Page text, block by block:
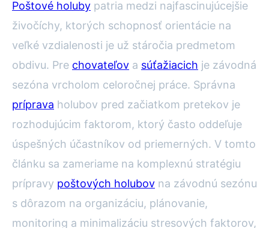
Poštové holuby patria medzi najfascinujúcejšie
živočíchy, ktorých schopnosť orientácie na
veľké vzdialenosti je už stáročia predmetom
obdivu. Pre chovateľov a súťažiacich je závodná
sezóna vrcholom celoročnej práce. Správna
príprava holubov pred začiatkom pretekov je
rozhodujúcim faktorom, ktorý často oddeľuje
úspešných účastníkov od priemerných. V tomto
článku sa zameriame na komplexnú stratégiu
prípravy poštových holubov na závodnú sezónu
s dôrazom na organizáciu, plánovanie,
monitoring a minimalizáciu stresových faktorov,